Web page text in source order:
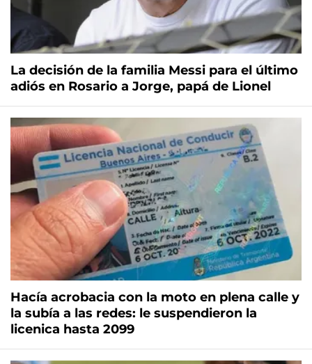
La decisión de la familia Messi para el último
adiós en Rosario a Jorge, papá de Lionel
Hacía acrobacia con la moto en plena calle y
la subía a las redes: le suspendieron la
licenica hasta 2099